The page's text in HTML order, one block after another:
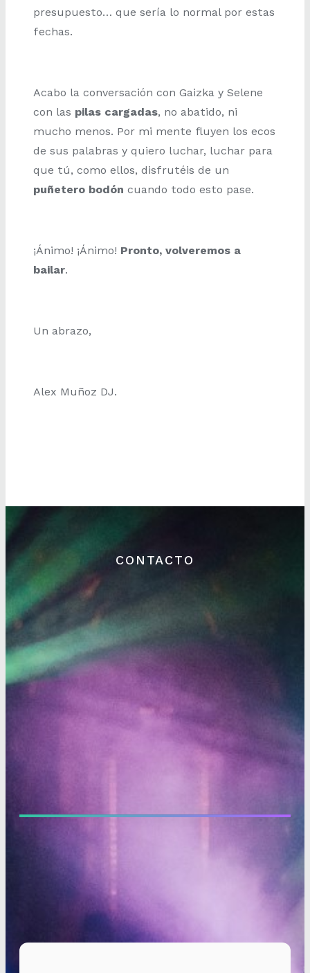
presupuesto… que sería lo normal por estas
fechas.
Acabo la conversación con Gaizka y Selene
con las pilas cargadas, no abatido, ni
mucho menos. Por mi mente fluyen los ecos
de sus palabras y quiero luchar, luchar para
que tú, como ellos, disfrutéis de un
puñetero bodón cuando todo esto pase.
¡Ánimo! ¡Ánimo! Pronto, volveremos a
bailar.
Un abrazo,
Alex Muñoz DJ.
CONTACTO